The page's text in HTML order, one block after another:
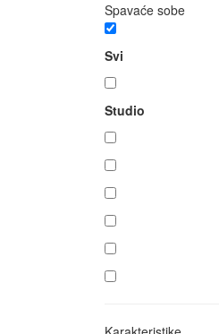
Spavaće sobe